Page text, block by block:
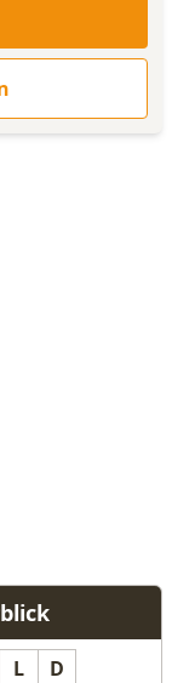
L D